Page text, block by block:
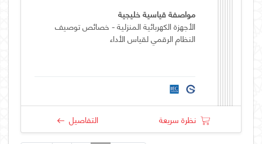
مواصفة قياسية خليجية
الأجهزة الكهربائية المنزلية - خصائص توصيف
النظام الرقمي لقياس الأداء
نظرة سريعة التفاصيل